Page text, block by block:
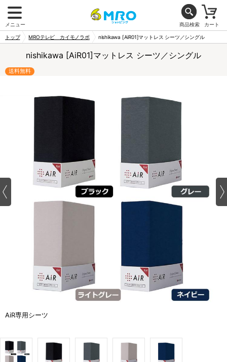
メニュー 商品検索 カート
トップ MROテレビ カイモノラボ nishikawa [AiR01]マットレス シーツ／シングル
nishikawa [AiR01]マットレス シーツ／シングル
送料無料
AiR専用シーツ